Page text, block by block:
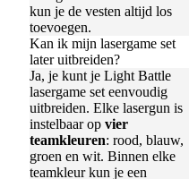
kun je de vesten altijd los
toevoegen.
Kan ik mijn lasergame set
later uitbreiden?
Ja, je kunt je Light Battle
lasergame set eenvoudig
uitbreiden. Elke lasergun is
instelbaar op vier
teamkleuren: rood, blauw,
groen en wit. Binnen elke
teamkleur kun je een